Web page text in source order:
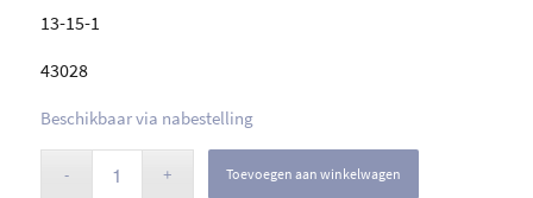
13-15-1
43028
Beschikbaar via nabestelling
Toevoegen aan winkelwagen